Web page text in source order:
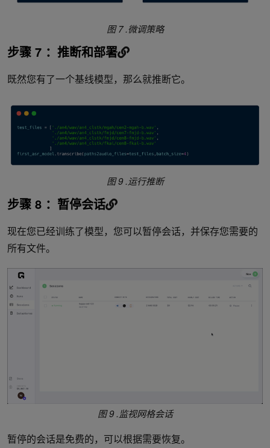
图 7 .微调策略
步骤 7 ：推断和部署
既然您有了一个基线模型，那么就推断它。
图 9 .运行推断
步骤 8 ：暂停会话
现在您已经训练了模型，您可以暂停会话，并保存您需要的
所有文件。
图 9 .监视网格会话
暂停的会话是免费的，可以根据需要恢复。